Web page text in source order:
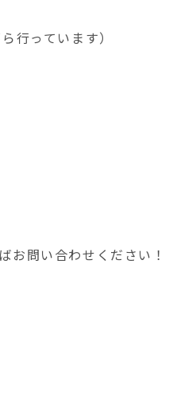
行っています）
問い合わせください！